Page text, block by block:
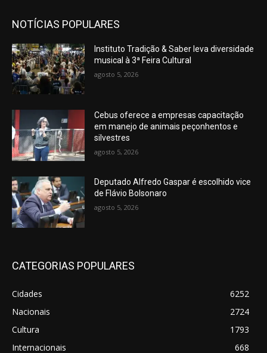
NOTÍCIAS POPULARES
Instituto Tradição & Saber leva diversidade
musical à 3ª Feira Cultural
agosto 5, 2026
Cebus oferece a empresas capacitação
em manejo de animais peçonhentos e
silvestres
agosto 5, 2026
Deputado Alfredo Gaspar é escolhido vice
de Flávio Bolsonaro
agosto 5, 2026
CATEGORIAS POPULARES
Cidades
6252
Nacionais
2724
Cultura
1793
Internacionais
668